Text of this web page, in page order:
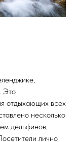
Это
отдыхающих всех
несколько
дельфинов,
лично